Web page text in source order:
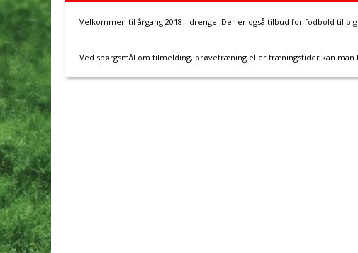
Velkommen til årgang 2018 - drenge. Der er også tilbud for fodbold til
Ved spørgsmål om tilmelding, prøvetræning eller træningstider kan man